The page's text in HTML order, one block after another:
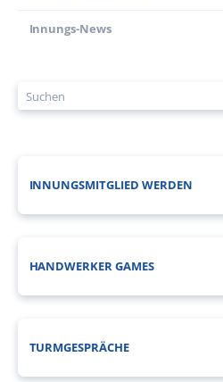
Innungs-News
INNUNGSMITGLIED WERDEN
HANDWERKER GAMES
TURMGESPRÄCHE